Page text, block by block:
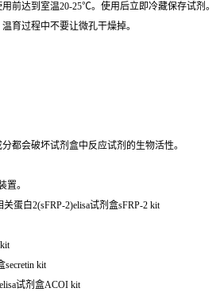
前达到室温20-25℃。使用后立即冷藏保存试剂。
育过程中不要让微孔干燥掉。
都会破坏试剂盒中反应试剂的生物活性。
置。
蛋白2(sFRP-2)elisa试剂盒sFRP-2 kit
secretin kit
试剂盒ACOI kit